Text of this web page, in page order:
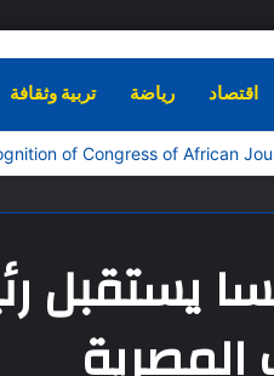
اقتصاد رياضة تربية وثقافة
يستقبل